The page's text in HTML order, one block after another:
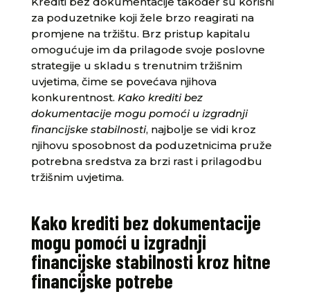
za poduzetnike koji žele brzo reagirati na
promjene na tržištu. Brz pristup kapitalu
omogućuje im da prilagode svoje poslovne
strategije u skladu s trenutnim tržišnim
uvjetima, čime se povećava njihova
konkurentnost. Kako krediti bez
dokumentacije mogu pomoći u izgradnji
financijske stabilnosti, najbolje se vidi kroz
njihovu sposobnost da poduzetnicima pruže
potrebna sredstva za brzi rast i prilagodbu
tržišnim uvjetima.
Kako krediti bez dokumentacije
mogu pomoći u izgradnji
financijske stabilnosti kroz hitne
financijske potrebe